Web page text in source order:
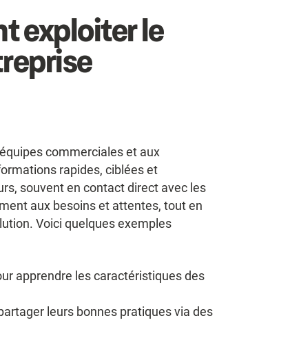
exploiter le
commerciales et aux
rapides, ciblées et
souvent en contact direct avec les
aux besoins et attentes, tout en
Voici quelques exemples
apprendre les caractéristiques des
leurs bonnes pratiques via des